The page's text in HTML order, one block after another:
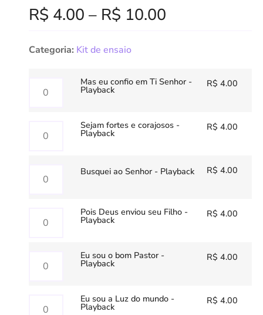
R$ 4.00 – R$ 10.00
Categoria: Kit de ensaio
Mas eu confio em Ti Senhor -
Playback
R$ 4.00
Sejam fortes e corajosos -
Playback
R$ 4.00
Busquei ao Senhor - Playback R$ 4.00
Pois Deus enviou seu Filho -
Playback
R$ 4.00
Eu sou o bom Pastor -
Playback
R$ 4.00
Eu sou a Luz do mundo -
Playback
R$ 4.00